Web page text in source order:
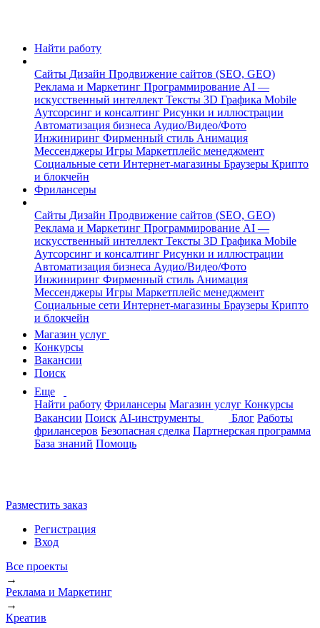
Найти работу
Сайты Дизайн Продвижение сайтов (SEO, GEO)
Реклама и Маркетинг Программирование AI —
искусственный интеллект Тексты 3D Графика Mobile
Аутсорсинг и консалтинг Рисунки и иллюстрации
Автоматизация бизнеса Аудио/Видео/Фото
Инжиниринг Фирменный стиль Анимация
Мессенджеры Игры Маркетплейс менеджмент
Социальные сети Интернет-магазины Браузеры Крипто
и блокчейн
Фрилансеры
Сайты Дизайн Продвижение сайтов (SEO, GEO)
Реклама и Маркетинг Программирование AI —
искусственный интеллект Тексты 3D Графика Mobile
Аутсорсинг и консалтинг Рисунки и иллюстрации
Автоматизация бизнеса Аудио/Видео/Фото
Инжиниринг Фирменный стиль Анимация
Мессенджеры Игры Маркетплейс менеджмент
Социальные сети Интернет-магазины Браузеры Крипто
и блокчейн
Магазин услуг
Конкурсы
Вакансии
Поиск
Еще
Найти работу Фрилансеры Магазин услуг Конкурсы
Вакансии Поиск AI-инструменты Блог Работы
фрилансеров Безопасная сделка Партнерская программа
База знаний Помощь
Разместить заказ
Регистрация
Вход
Все проекты
→
Реклама и Маркетинг
→
Креатив